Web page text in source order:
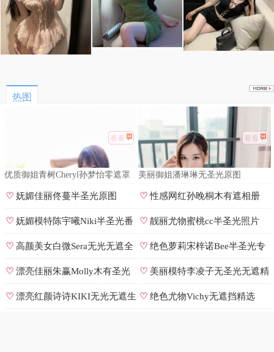
热图
看看
优质御姐青树Cheryl孙梦怡零遮罩
看看
美丽御姐潘琳琳无圣光原图
♡妩媚佳丽佟蔓半圣光原图 ♡性感网红孙晚桐木有遮相册
♡妩媚模特陈宇曦Niki半圣光番
号
♡ 靓丽尤物蜜桃cc半圣光照片
♡高颜美女白微Sera无光无遮全
集
♡ 绝色萝莉宋梓诺Bee半圣光专
辑
♡漂亮佳丽朱赢Molly木有圣光
原图
♡ 美丽模特李凌子无圣光无遮精
选
♡漂亮红颜诗诗KIKI无光无遮生 ♡ 绝色尤物Vichy无遮挡精选